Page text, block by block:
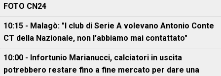
FOTO CN24
10:15 - Malagò: "I club di Serie A volevano Antonio Conte
CT della Nazionale, non l'abbiamo mai contattato"
10:00 - Infortunio Marianucci, calciatori in uscita
potrebbero restare fino a fine mercato per dare una